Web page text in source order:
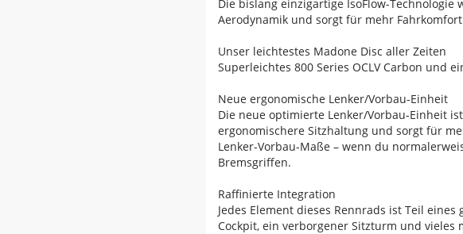
Die bislang einzigartige IsoFlow-
Aerodynamik und sorgt für mehr
Unser leichtestes Madone Disc aller Zeiten
Superleichtes 800 Series OCLV Carbon und
Neue ergonomische Lenker/Vorbau-Einheit
Die neue optimierte Lenker/Vorbau-Einheit
ergonomischere Sitzhaltung und sorgt für
Lenker-Vorbau-Maße – wenn du
Bremsgriffen.
Raffinierte Integration
Jedes Element dieses Rennrads ist Teil
Cockpit, ein verborgener Sitzturm und vieles